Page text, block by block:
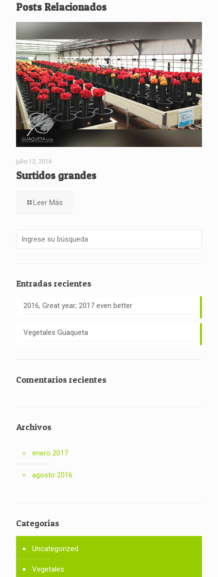
Posts Relacionados
julio 12, 2016
Surtidos grandes
Leer Más
Entradas recientes
2016, Great year; 2017 even better
Vegetales Guaqueta
Comentarios recientes
Archivos
enero 2017
agosto 2016
Categorías
Uncategorized
Vegetales